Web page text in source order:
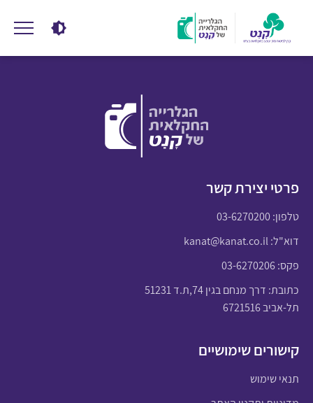
פרטי יצירת קשר
טלפון:03-6270200
דוא"ל:kanat@kanat.co.il
פקס: 03-6270206
כתובת: דרך מנחם בגין 74,ת.ד 51231
תל-אביב 6721516
קישורים שימושיים
תנאי שימוש